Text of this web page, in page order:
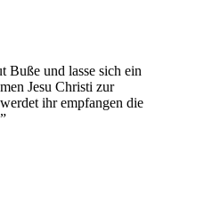
Buße und lasse sich ein
Jesu Christi zur
ihr empfangen die
”